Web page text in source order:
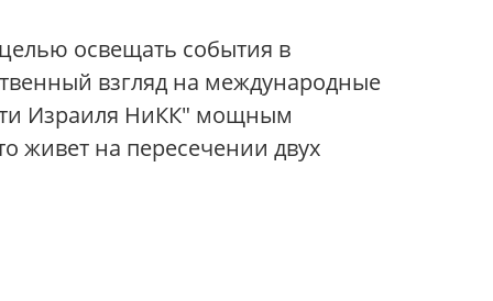
освещать события в
взгляд на международные
Израиля НиКК" мощным
живет на пересечении двух